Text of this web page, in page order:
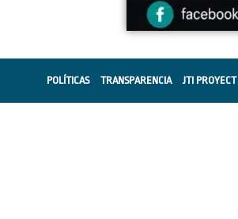
POLÍTICAS TRANSPARENCIA JTI PROYECT